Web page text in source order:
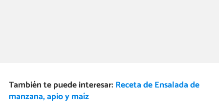
También te puede interesar: Receta de Ensalada de
manzana, apio y maíz